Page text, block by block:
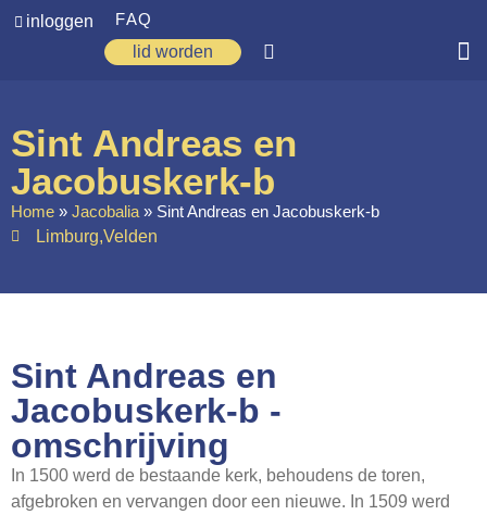
inloggen
FAQ
lid worden
Zoeken
Over ons
Op weg
Regio’s
Nieuws
Agenda
Webshop
Sint Andreas en
Jacobuskerk-b
Home » Jacobalia » Sint Andreas en Jacobuskerk-b
Limburg,Velden
Sint Andreas en
Jacobuskerk-b -
omschrijving
In 1500 werd de bestaande kerk, behoudens de toren,
afgebroken en vervangen door een nieuwe. In 1509 werd